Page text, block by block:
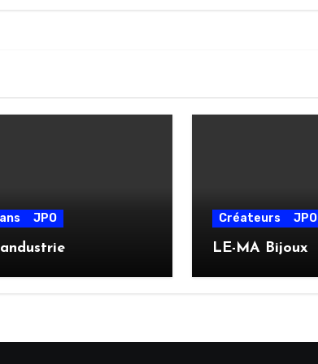
JPO Créateurs JPO
LE-MA Bijoux